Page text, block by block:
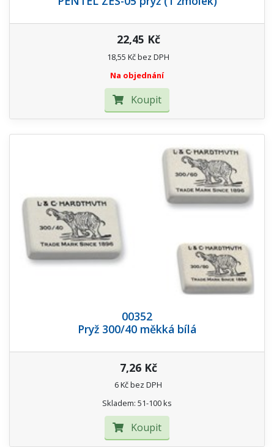
22,45 Kč
18,55 Kč bez DPH
Na objednání
Koupit
00352
Pryž 300/40 měkká bílá
7,26 Kč
6 Kč bez DPH
Skladem: 51-100 ks
Koupit